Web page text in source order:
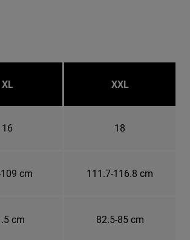
XL XXL
16 18
cm 111.7-116.8 cm
cm 82.5-85 cm